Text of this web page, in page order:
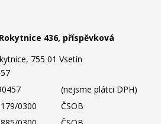
436, příspěvková
755 01 Vsetín
(nejsme plátci DPH)
0300
ČSOB